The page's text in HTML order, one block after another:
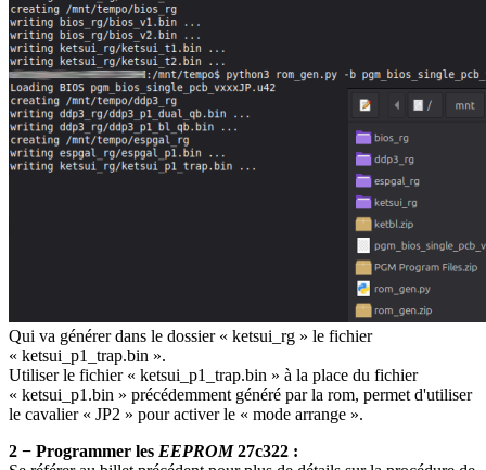
Qui va générer dans le dossier « ketsui_rg » le fichier
« ketsui_p1_trap.bin ».
Utiliser le fichier « ketsui_p1_trap.bin » à la place du fichier
« ketsui_p1.bin » précédemment généré par la rom, permet d'utiliser
le cavalier « JP2 » pour activer le « mode arrange ».
2 − Programmer les EEPROM27c322 :